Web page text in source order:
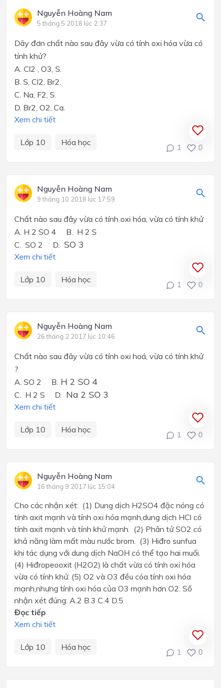
Nguyễn Hoàng Nam
5 tháng 5 2018 lúc 2:37
Dãy đơn chất nào sau đây vừa có tính oxi hóa vừa có
tính khử?
A. Cl2 , O3 , S.
B. S, Cl2 , Br2
C. Na, F2 , S.
D. Br2 , O2 , Ca.
Xem chi tiết
Lớp 10 Hóa học
1 0
Nguyễn Hoàng Nam
9 tháng 10 2018 lúc 17:59
Chất nào sau đây vừa có tính oxi hóa, vừa có tính khử
A. H 2 SO 4 B. H 2 S
C. SO 2 D. SO 3
Xem chi tiết
Lớp 10 Hóa học
1 0
Nguyễn Hoàng Nam
26 tháng 2 2017 lúc 10:46
Chất nào sau đây vừa có tính oxi hoá, vừa có tính khử
?
A. SO 2 B. H 2 SO 4
C. H 2 S D. Na 2 SO 3
Xem chi tiết
Lớp 10 Hóa học
1 0
Nguyễn Hoàng Nam
16 tháng 9 2017 lúc 15:04
Cho các nhận xét: (1) Dung dịch H2SO4 đặc nóng có
tính axit mạnh và tính oxi hóa mạnh,dung dịch HCl có
tính axit mạnh và tính khử mạnh. (2) Phân tử SO2 có
khả năng làm mất màu nước brom. (3) Hiđro sunfua
khi tác dụng với dung dịch NaOH có thể tạo hai muối.
(4) Hiđropeooxit (H2O2) là chất vừa có tính oxi hóa
vừa có tính khử. (5) O2 và O3 đều cóa tính oxi hóa
mạnh,nhưng tính oxi hóa của O3 mạnh hơn O2. Số
nhận xét đúng: A.2 B.3 C.4 D.5
Đọc tiếp
Xem chi tiết
Lớp 10 Hóa học
1 0